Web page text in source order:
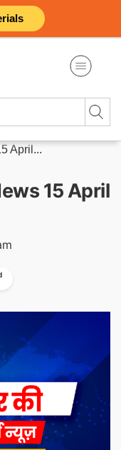
April...
15 April